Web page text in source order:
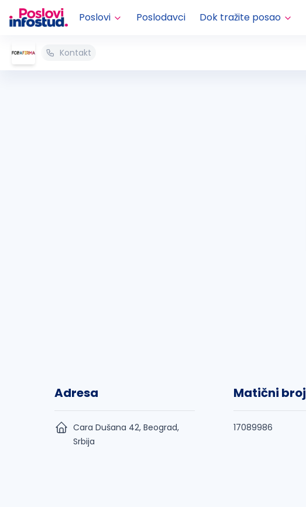
Poslovi Poslodavci Dok tražite posao
Kontakt
Adresa
Cara Dušana 42, Beograd,
Srbija
Matični broj
17089986